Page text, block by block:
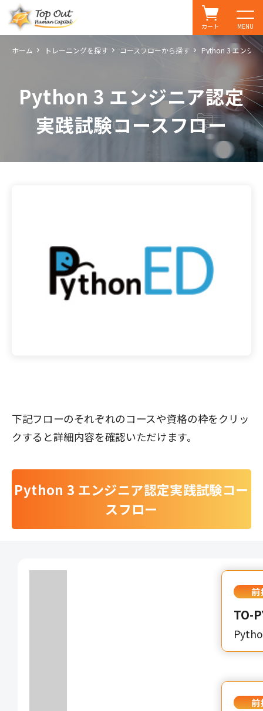
MENU
カート
ホーム トレーニングを探す コースフローから探す Python 3 エンジニ
Python 3 エンジニア認定
実践試験コースフロー
下記フローのそれぞれのコースや資格の枠をクリッ
クすると詳細内容を確認いただけます。
Python 3 エンジニア認定実践試験コー
スフロー
前
TO-
前